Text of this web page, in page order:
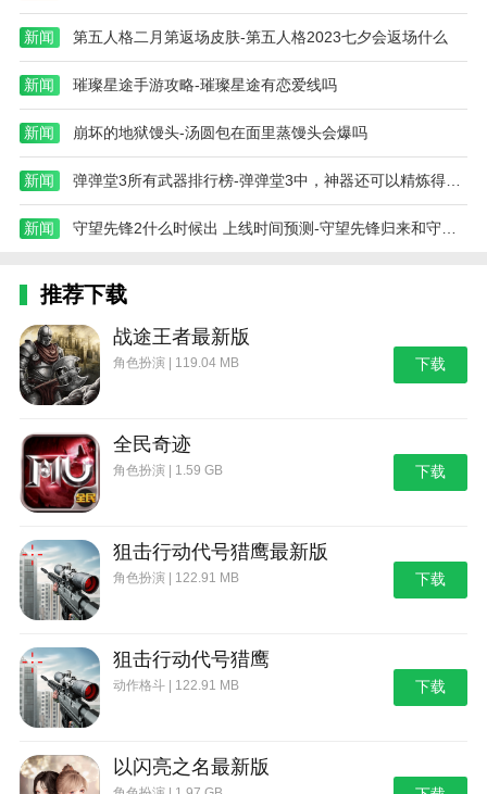
新闻 第五人格二月第返场皮肤-第五人格2023七夕会返场什么
新闻 璀璨星途手游攻略-璀璨星途有恋爱线吗
新闻 崩坏的地狱馒头-汤圆包在面里蒸馒头会爆吗
新闻 弹弹堂3所有武器排行榜-弹弹堂3中，神器还可以精炼得到吗
新闻 守望先锋2什么时候出 上线时间预测-守望先锋归来和守望先锋2一样嘛
推荐下载
战途王者最新版
角色扮演 | 119.04 MB 下载
全民奇迹
角色扮演 | 1.59 GB 下载
狙击行动代号猎鹰最新版
角色扮演 | 122.91 MB 下载
狙击行动代号猎鹰
动作格斗 | 122.91 MB 下载
以闪亮之名最新版